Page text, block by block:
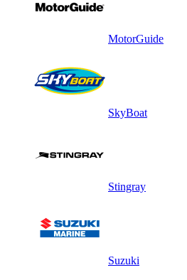
MotorGuide
SkyBoat
Stingray
Suzuki